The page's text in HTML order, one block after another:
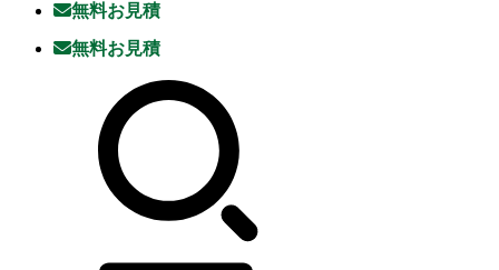
無料お見積
無料お見積